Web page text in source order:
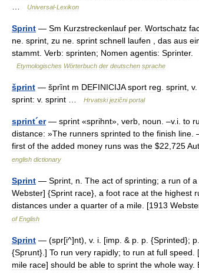
Universal-Lexikon
Sprint — Sm Kurzstreckenlauf per. Wortschatz
ne sprint zu ne sprint schnell laufen das aus
stammt Verb: sprinten; Nomen agentis: Sprinter.
Etymologisches Wörterbuch der deutschen sprache
šprint — šprȉnt m DEFINICIJA sport reg sprint v.
sprint: v. sprint Hrvatski jezični portal
sprint´er— sprint «sprihnt», verb noun . –v. i to
distance: »The runners sprinted to the finish line .
first of the added money runs was the $22 725
english dictionary
Sprint — Sprint n The act of sprinting; a run of a
Webster] {Sprint race}, a foot race at the highest
distances under a quarter of a mile . [1913
of English
Sprint — (spr[i^]nt), v. i . [imp . & p p . {Sprinted}; p
{Sprunt}.] To run very rapidly; to run at full speed . [
mile race] should be able to sprint the whole way.